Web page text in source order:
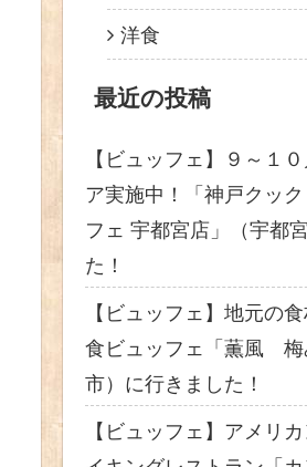
洋食
最近の投稿
【ビュッフェ】９～１
ア実施中！「神戸クッ
フェ 宇都宮店」（宇都
た！
【ビュッフェ】地元の
食ビュッフェ「薫風 梅
市）に行きました！
【ビュッフェ】アメリ